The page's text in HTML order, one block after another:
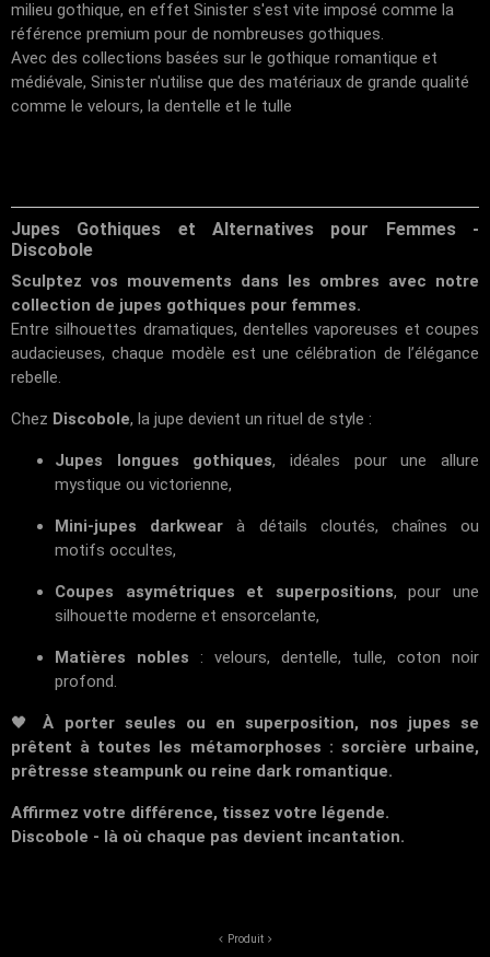
milieu gothique, en effet Sinister s'est vite imposé comme la
référence premium pour de nombreuses gothiques.
Avec des collections basées sur le gothique romantique et
médiévale, Sinister n'utilise que des matériaux de grande qualité
comme le velours, la dentelle et le tulle
Jupes Gothiques et Alternatives pour Femmes -
Discobole
Sculptez vos mouvements dans les ombres avec notre
collection de jupes gothiques pour femmes.
Entre silhouettes dramatiques, dentelles vaporeuses et coupes
audacieuses, chaque modèle est une célébration de l’élégance
rebelle.
Chez Discobole, la jupe devient un rituel de style :
Jupes longues gothiques, idéales pour une allure
mystique ou victorienne,
Mini-jupes darkwear à détails cloutés, chaînes ou
motifs occultes,
Coupes asymétriques et superpositions, pour une
silhouette moderne et ensorcelante,
Matières nobles : velours, dentelle, tulle, coton noir
profond.
🖤À porter seules ou en superposition, nos jupes se
prêtent à toutes les métamorphoses : sorcière urbaine,
prêtresse steampunk ou reine dark romantique.
Affirmez votre différence, tissez votre légende.
Discobole - là où chaque pas devient incantation.
Produit